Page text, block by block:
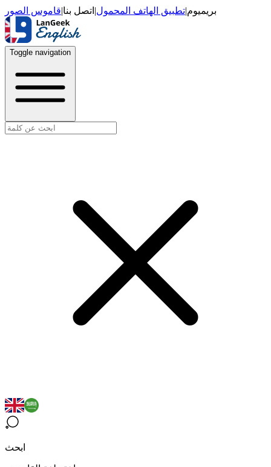
بريميوم|تطبيق الهاتف المحمول| اتصل بنا|قاموس الصور
Toggle navigation
ابحث